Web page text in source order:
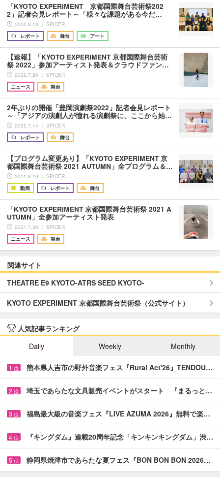
「KYOTO EXPERIMENT 京都国際舞台芸術祭202
2」記者会見レポート～「様々な課題がある今だ…
2022.8.19 ｜ SPICER
レポート
舞台 アート
【速報】「KYOTO EXPERIMENT 京都国際舞台芸術
祭 2022」参加アーティスト発表＆クラウドファン…
2022.7.20 ｜ SPICER
ニュース
舞台
2年ぶりの開催「豊岡演劇祭2022」記者会見レポート
～「アジアの演劇人が憧れる演劇祭に、ここから始…
2022.7.14 ｜ SPICER
レポート
舞台
【プログラム変更あり】「KYOTO EXPERIMENT 京
都国際舞台芸術祭 2021 AUTUMN」全プログラム＆…
2021.8.19 ｜ SPICER
動画
レポート 舞台
「KYOTO EXPERIMENT 京都国際舞台芸術祭 2021 A
UTUMN」全参加アーティスト発表
2021.7.30 ｜ SPICER
ニュース
舞台
関連サイト
THEATRE E9 KYOTO-ATRS SEED KYOTO-
KYOTO EXPERIMENT 京都国際舞台芸術祭（公式サイト）
人気記事ランキング
Daily
Weekly Monthly
1 位 熊本県人吉市の野外音楽フェス『Rural Act'26』TENDOU…
2 位 埼玉であらたな文具販売イベントがスタート 『まるっと…
3 位 福島最大級の音楽フェス『LIVE AZUMA 2026』無料で楽…
4 位 『キングダム』連載20周年記念「キンキンキングダム」渋…
5 位 静岡県焼津市であらたな夏フェス『BON BON BON 2026…